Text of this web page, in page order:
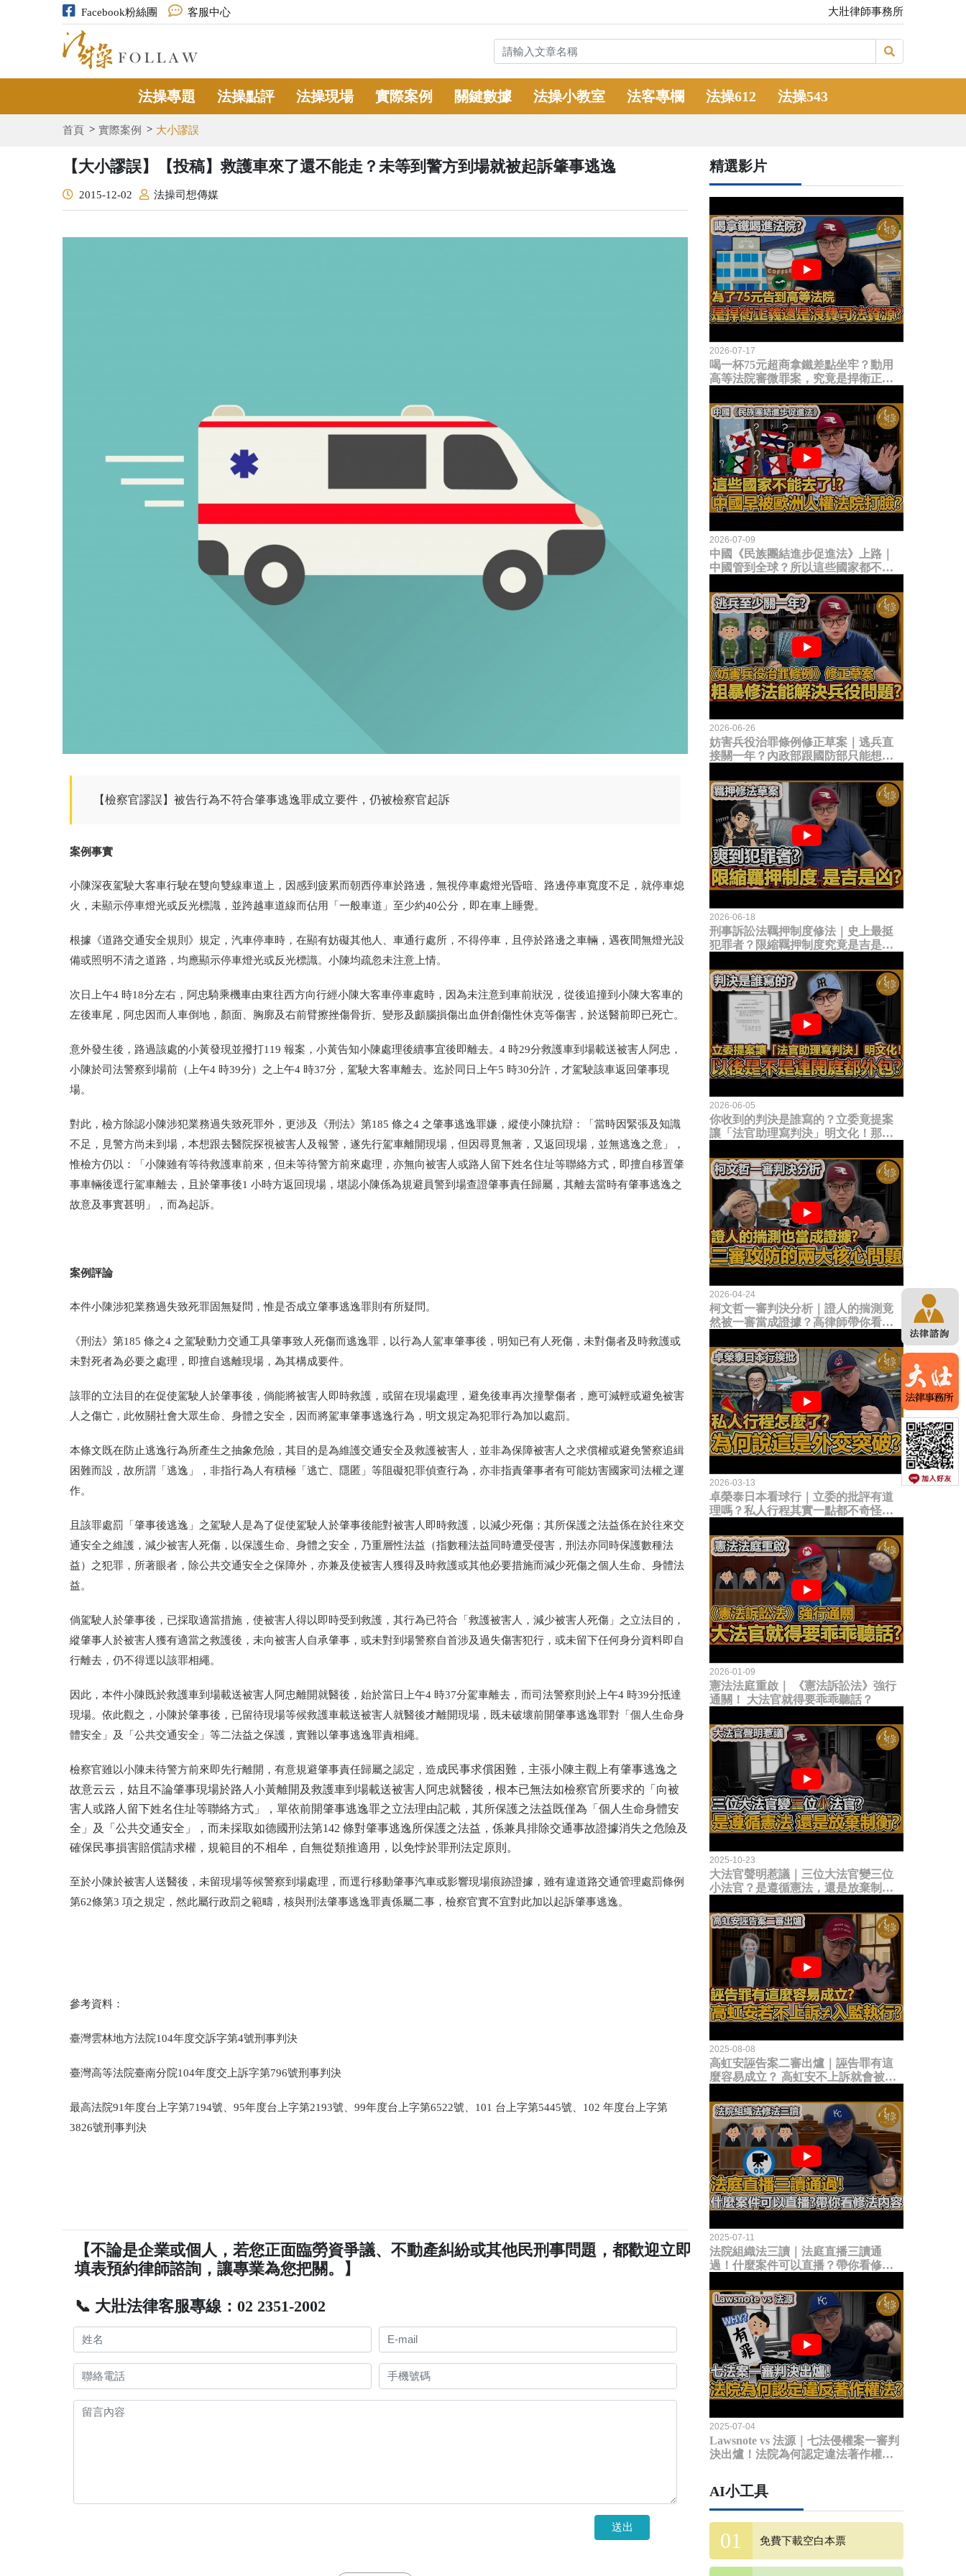
Facebook粉絲團 客服中心 大壯律師事務所
法操專題 法操點評 法操現場 實際案例 關鍵數據 法操小教室 法客專欄 法操612 法操543
首頁 實際案例 大小謬誤
【大小謬誤】【投稿】救護車來了還不能走？未等到警方到場就被起訴肇事逃逸
2015-12-02 法操司想傳媒
【檢察官謬誤】被告行為不符合肇事逃逸罪成立要件，仍被檢察官起訴
案例事實
小陳深夜駕駛大客車行駛在雙向雙線車道上，因感到疲累而朝西停車於路邊，無視停車處燈光昏暗、路邊停車寬度不足，就停車熄
火，未顯示停車燈光或反光標識，並跨越車道線而佔用「一般車道」至少約40公分，即在車上睡覺。
根據《道路交通安全規則》規定，汽車停車時，在顯有妨礙其他人、車通行處所，不得停車，且停於路邊之車輛，遇夜間無燈光設
備或照明不清之道路，均應顯示停車燈光或反光標識。小陳均疏忽未注意上情。
次日上午4 時18分左右，阿忠騎乘機車由東往西方向行經小陳大客車停車處時，因為未注意到車前狀況，從後追撞到小陳大客車的
左後車尾，阿忠因而人車倒地，顏面、胸廓及右前臂擦挫傷骨折、變形及顱腦損傷出血併創傷性休克等傷害，於送醫前即已死亡。
意外發生後，路過該處的小黃發現並撥打119 報案，小黃告知小陳處理後續事宜後即離去。4 時29分救護車到場載送被害人阿忠，
小陳於司法警察到場前（上午4 時39分）之上午4 時37分，駕駛大客車離去。迄於同日上午5 時30分許，才駕駛該車返回肇事現
場。
對此，檢方除認小陳涉犯業務過失致死罪外，更涉及《刑法》第185 條之4 之肇事逃逸罪嫌，縱使小陳抗辯：「當時因緊張及知識
不足，見警方尚未到場，本想跟去醫院探視被害人及報警，遂先行駕車離開現場，但因尋覓無著，又返回現場，並無逃逸之意」，
惟檢方仍以：「小陳雖有等待救護車前來，但未等待警方前來處理，亦無向被害人或路人留下姓名住址等聯絡方式，即擅自移置肇
事車輛後逕行駕車離去，且於肇事後1 小時方返回現場，堪認小陳係為規避員警到場查證肇事責任歸屬，其離去當時有肇事逃逸之
故意及事實甚明」，而為起訴。
案例評論
本件小陳涉犯業務過失致死罪固無疑問，惟是否成立肇事逃逸罪則有所疑問。
《刑法》第185 條之4 之駕駛動力交通工具肇事致人死傷而逃逸罪，以行為人駕車肇事後，明知已有人死傷，未對傷者及時救護或
未對死者為必要之處理，即擅自逃離現場，為其構成要件。
該罪的立法目的在促使駕駛人於肇事後，倘能將被害人即時救護，或留在現場處理，避免後車再次撞擊傷者，應可減輕或避免被害
人之傷亡，此攸關社會大眾生命、身體之安全，因而將駕車肇事逃逸行為，明文規定為犯罪行為加以處罰。
本條文既在防止逃逸行為所產生之抽象危險，其目的是為維護交通安全及救護被害人，並非為保障被害人之求償權或避免警察追緝
困難而設，故所謂「逃逸」，非指行為人有積極「逃亡、隱匿」等阻礙犯罪偵查行為，亦非指責肇事者有可能妨害國家司法權之運
作。
且該罪處罰「肇事後逃逸」之駕駛人是為了促使駕駛人於肇事後能對被害人即時救護，以減少死傷；其所保護之法益係在於往來交
通安全之維護，減少被害人死傷，以保護生命、身體之安全，乃重層性法益（指數種法益同時遭受侵害，刑法亦同時保護數種法
益）之犯罪，所著眼者，除公共交通安全之保障外，亦兼及使被害人獲得及時救護或其他必要措施而減少死傷之個人生命、身體法
益。
倘駕駛人於肇事後，已採取適當措施，使被害人得以即時受到救護，其行為已符合「救護被害人，減少被害人死傷」之立法目的，
縱肇事人於被害人獲有適當之救護後，未向被害人自承肇事，或未對到場警察自首涉及過失傷害犯行，或未留下任何身分資料即自
行離去，仍不得逕以該罪相繩。
因此，本件小陳既於救護車到場載送被害人阿忠離開就醫後，始於當日上午4 時37分駕車離去，而司法警察則於上午4 時39分抵達
現場。依此觀之，小陳於肇事後，已留待現場等候救護車載送被害人就醫後才離開現場，既未破壞前開肇事逃逸罪對「個人生命身
體安全」及「公共交通安全」等二法益之保護，實難以肇事逃逸罪責相繩。
檢察官雖以小陳未待警方前來即先行離開，有意規避肇事責任歸屬之認定，造成民事求償困難，主張小陳主觀上有肇事逃逸之
故意云云，姑且不論肇事現場於路人小黃離開及救護車到場載送被害人阿忠就醫後，根本已無法如檢察官所要求的「向被
害人或路人留下姓名住址等聯絡方式」，單依前開肇事逃逸罪之立法理由記載，其所保護之法益既僅為「個人生命身體安
全」及「公共交通安全」，而未採取如德國刑法第142 條對肇事逃逸所保護之法益，係兼具排除交通事故證據消失之危險及
確保民事損害賠償請求權，規範目的不相牟，自無從類推適用，以免悖於罪刑法定原則。
至於小陳於被害人送醫後，未留現場等候警察到場處理，而逕行移動肇事汽車或影響現場痕跡證據，雖有違道路交通管理處罰條例
第62條第3 項之規定，然此屬行政罰之範疇，核與刑法肇事逃逸罪責係屬二事，檢察官實不宜對此加以起訴肇事逃逸。
參考資料：
臺灣雲林地方法院104年度交訴字第4號刑事判決
臺灣高等法院臺南分院104年度交上訴字第796號刑事判決
最高法院91年度台上字第7194號、95年度台上字第2193號、99年度台上字第6522號、101 台上字第5445號、102 年度台上字第
3826號刑事判決
【不論是企業或個人，若您正面臨勞資爭議、不動產糾紛或其他民刑事問題，都歡迎立即
填表預約律師諮詢，讓專業為您把關。】
📞 大壯法律客服專線：02 2351-2002
送出
精選影片
2026-07-17
喝一杯75元超商拿鐵差點坐牢？動用
高等法院審微罪案，究竟是捍衛正義
2026-07-09
中國《民族團結進步促進法》上路｜
中國管到全球？所以這些國家都不能
臉？
2026-06-26
妨害兵役治罪條例修正草案｜逃兵直
接關一年？內政部跟國防部只能想到
題？
2026-06-18
刑事訴訟法羈押制度修法｜史上最挺
犯罪者？限縮羈押制度究竟是吉是
2026-06-05
你收到的判決是誰寫的？立委竟提案
讓「法官助理寫判決」明文化！那以
2026-04-24
柯文哲一審判決分析｜證人的揣測竟
然被一審當成證據？高律師帶你看未
2026-03-13
卓榮泰日本看球行｜立委的批評有道
理嗎？私人行程其實一點都不奇怪？
2026-01-09
憲法法庭重啟｜ 《憲法訴訟法》強行
通關！ 大法官就得要乖乖聽話？
2025-10-23
大法官聲明惹議｜三位大法官變三位
小法官？是遵循憲法，還是放棄制衡
2025-08-08
高虹安誣告案二審出爐｜誣告罪有這
麼容易成立？ 高虹安不上訴就會被
2025-07-11
法院組織法三讀｜法庭直播三讀通
過！什麼案件可以直播？帶你看修法
2025-07-04
Lawsnote vs 法源｜七法侵權案一審判
決出爐！法院為何認定違法著作權
AI小工具
免費下載空白本票